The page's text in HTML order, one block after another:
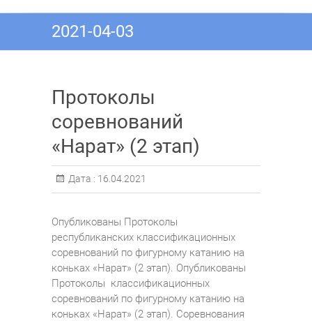
2021-04-03
Протоколы
соревнований
«Нарат» (2 этап)
Дата : 16.04.2021
Опубликованы Протоколы
республиканских классификационных
соревнований по фигурному катанию на
коньках «Нарат» (2 этап). Опубликованы
Протоколы классификационных
соревнований по фигурному катанию на
коньках «Нарат» (2 этап). Соревнования